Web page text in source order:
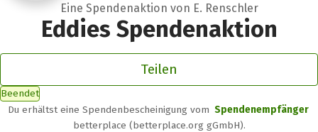
Eine Spendenaktion von E. Renschler
Eddies Spendenaktion
Teilen
Beendet
Du erhältst eine Spendenbescheinigung vom Spendenempfänger
betterplace (betterplace.org gGmbH).